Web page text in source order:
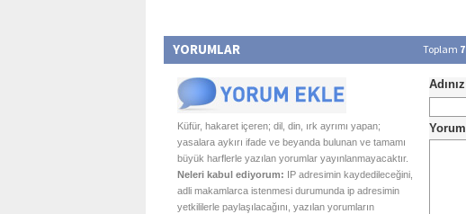
YORUMLAR Toplam 7
Küfür, hakaret içeren; dil, din, ırk ayrımı yapan;
yasalara aykırı ifade ve beyanda bulunan ve tamamı
büyük harflerle yazılan yorumlar yayınlanmayacaktır.
Neleri kabul ediyorum: IP adresimin kaydedileceğini,
adli makamlarca istenmesi durumunda ip adresimin
yetkililerle paylaşılacağını, yazılan yorumların